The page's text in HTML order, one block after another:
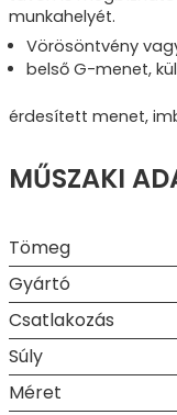
munkahelyét.
Vörösöntvény
belső G-menet,
érdesített menet,
MŰSZAKI
Tömeg
Gyártó
Csatlakozás
Súly
Méret